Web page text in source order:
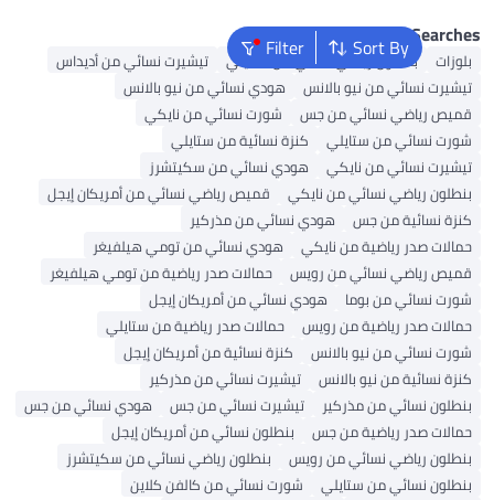
Sort By
Filter Popular
بنطلون رياضي نسائي من ستايلي
تيشيرت نسائي من أديداس
نسائي من نيو بالانس
هودي نسائي من نيو بالانس
نسائي من جس
شورت نسائي من نايكي
من ستايلي
كنزة نسائية من ستايلي
نسائي من نايكي
هودي نسائي من سكيتشرز
رياضي نسائي من نايكي
قميص رياضي نسائي من أمريكان إيجل
من جس
هودي نسائي من مذركير
صدر رياضية من نايكي
هودي نسائي من تومي هيلفيغر
نسائي من رويس
حمالات صدر رياضية من تومي هيلفيغر
من بوما
هودي نسائي من أمريكان إيجل
صدر رياضية من رويس
حمالات صدر رياضية من ستايلي
من نيو بالانس
كنزة نسائية من أمريكان إيجل
من نيو بالانس
تيشيرت نسائي من مذركير
نسائي من مذركير
تيشيرت نسائي من جس
هودي نسائي من جس
صدر رياضية من جس
بنطلون نسائي من أمريكان إيجل
رياضي نسائي من رويس
بنطلون رياضي نسائي من سكيتشرز
نسائي من ستايلي
شورت نسائي من كالفن كلاين